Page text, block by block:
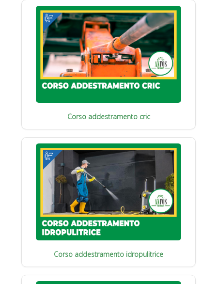
Corso addestramento cric
Corso addestramento idropulitrice